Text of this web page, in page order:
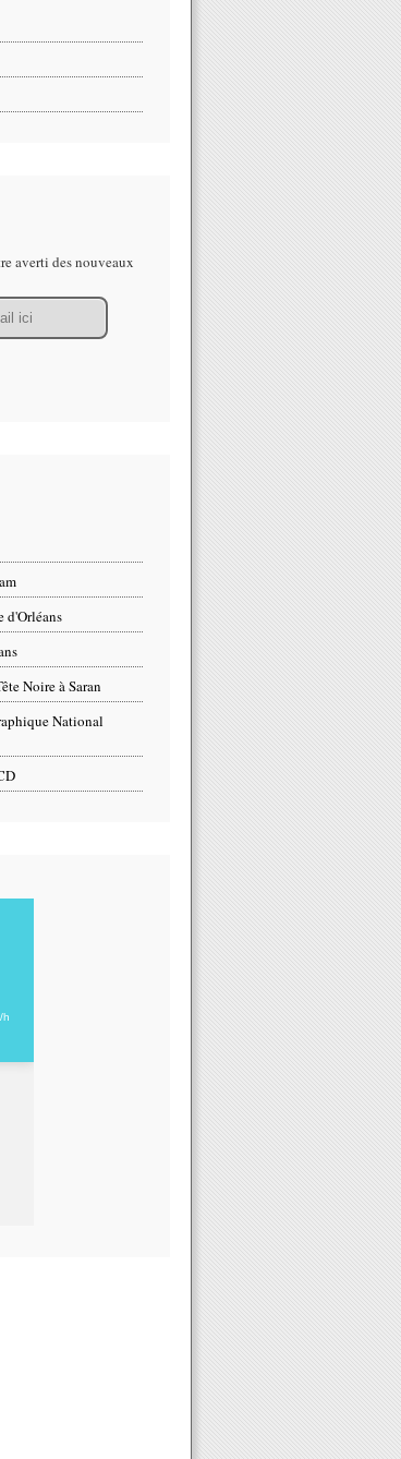
averti des nouveaux
d'Orléans
Noire à Saran
National